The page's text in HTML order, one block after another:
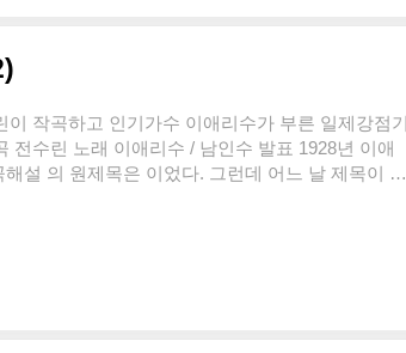
작곡하고 인기가수 이애리수가 부른 일제강점기
전수린 노래 이애리수 / 남인수 발표 1928년 이애
설 의 원제목은 이었다. 그런데 어느 날 제목이 바
1932년 제작된 것으로 보인다. 우리니라 최조의 음
망하고 역사 속으로 사라진 고려시대의 터인 것입
918년 철원을 거점으로 하여 자리를 잡고 있던 궁